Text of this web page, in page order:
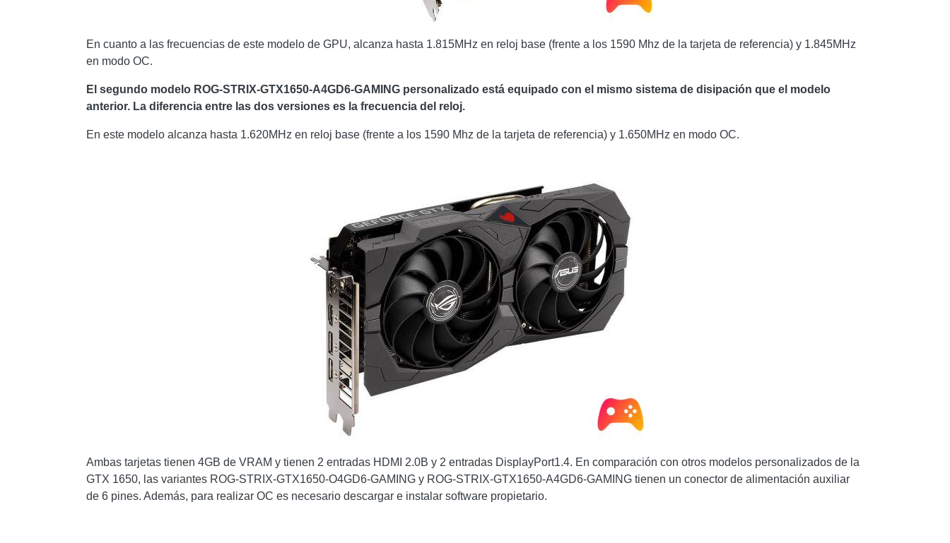
En cuanto a las frecuencias de este modelo de GPU, alcanza hasta 1.815MHz en reloj base (frente a los 1590 Mhz de la tarjeta de referencia) y 1.845MHz
en modo OC.
El segundo modelo ROG-STRIX-GTX1650-A4GD6-GAMING personalizado está equipado con el mismo sistema de disipación que el modelo
anterior. La diferencia entre las dos versiones es la frecuencia del reloj.
En este modelo alcanza hasta 1.620MHz en reloj base (frente a los 1590 Mhz de la tarjeta de referencia) y 1.650MHz en modo OC.
Ambas tarjetas tienen 4GB de VRAM y tienen 2 entradas HDMI 2.0B y 2 entradas DisplayPort1.4. En comparación con otros modelos personalizados de la
GTX 1650, las variantes ROG-STRIX-GTX1650-O4GD6-GAMING y ROG-STRIX-GTX1650-A4GD6-GAMING tienen un conector de alimentación auxiliar
de 6 pines. Además, para realizar OC es necesario descargar e instalar software propietario.